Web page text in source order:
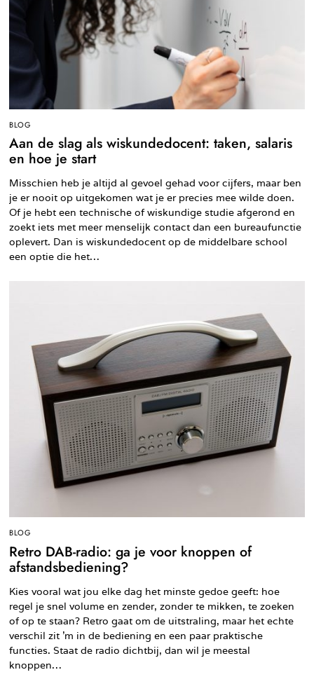
BLOG
Aan de slag als wiskundedocent: taken, salaris
en hoe je start
Misschien heb je altijd al gevoel gehad voor cijfers, maar ben
je er nooit op uitgekomen wat je er precies mee wilde doen.
Of je hebt een technische of wiskundige studie afgerond en
zoekt iets met meer menselijk contact dan een bureaufunctie
oplevert. Dan is wiskundedocent op de middelbare school
een optie die het…
BLOG
Retro DAB-radio: ga je voor knoppen of
afstandsbediening?
Kies vooral wat jou elke dag het minste gedoe geeft: hoe
regel je snel volume en zender, zonder te mikken, te zoeken
of op te staan? Retro gaat om de uitstraling, maar het echte
verschil zit ’m in de bediening en een paar praktische
functies. Staat de radio dichtbij, dan wil je meestal
knoppen…